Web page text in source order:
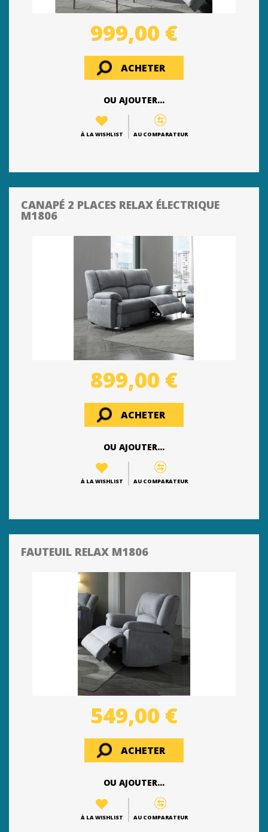
999,00 €
ACHETER
OU AJOUTER...
À LA WISHLIST AU COMPARATEUR
CANAPÉ 2 PLACES RELAX ÉLECTRIQUE
M1806
899,00 €
ACHETER
OU AJOUTER...
À LA WISHLIST AU COMPARATEUR
FAUTEUIL RELAX M1806
549,00 €
ACHETER
OU AJOUTER...
À LA WISHLIST AU COMPARATEUR